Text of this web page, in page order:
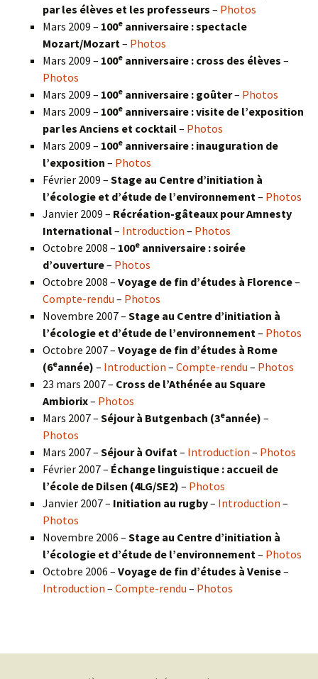
par les élèves et les professeurs – Photos
Mars 2009 – 100e anniversaire : spectacle
Mozart/Mozart – Photos
Mars 2009 – 100e anniversaire : cross des élèves –
Photos
Mars 2009 – 100e anniversaire : goûter– Photos
Mars 2009 – 100e anniversaire : visite de l’exposition
par les Anciens et cocktail– Photos
Mars 2009 – 100e anniversaire : inauguration de
l’exposition – Photos
Février 2009 – Stage au Centre d’initiation à
l’écologie et d’étude de l’environnement – Photos
Janvier 2009 – Récréation-gâteaux pour Amnesty
International– Introduction – Photos
Octobre 2008 – 100e anniversaire : soirée
d’ouverture– Photos
Octobre 2008 – Voyage de fin d’études à Florence–
Compte-rendu – Photos
Novembre 2007 – Stage au Centre d’initiation à
l’écologie et d’étude de l’environnement – Photos
Octobre 2007 – Voyage de fin d’études à Rome
(6eannée) – Introduction – Compte-rendu – Photos
23 mars 2007 – Cross de l’Athénée au Square
Ambiorix– Photos
Mars 2007 – Séjour à Butgenbach (3eannée) –
Photos
Mars 2007 – Séjour à Ovifat – Introduction – Photos
Février 2007 – Échange linguistique : accueil de
l’école de Dilsen (4LG/SE2) – Photos
Janvier 2007 – Initiation au rugby– Introduction –
Photos
Novembre 2006 – Stage au Centre d’initiation à
l’écologie et d’étude de l’environnement – Photos
Octobre 2006 – Voyage de fin d’études à Venise–
Introduction – Compte-rendu – Photos